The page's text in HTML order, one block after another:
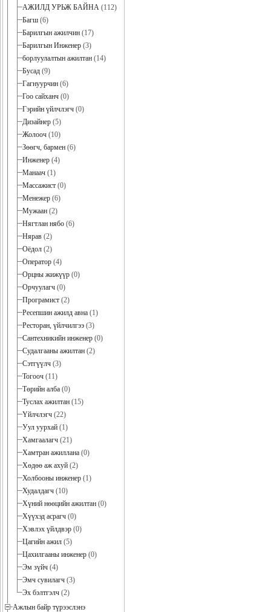
АЖИЛД УРЬЖ БАЙНА (112)
Багш (6)
Барилгын ажилчин (17)
Барилгын Инженер (3)
борлуулалтын ажилтан (14)
Бусад (9)
Гагнуурчин (6)
Гоо сайханч (0)
Гэрийн үйлчлэгч (0)
Дизайнер (5)
Жолооч (10)
Зөөгч, бармен (6)
Инженер (4)
Манаач (1)
Массажист (0)
Менежер (6)
Мужаан (2)
Нягтлан нябо (6)
Нярав (2)
Оёдол (2)
Оператор (4)
Орцны жижүүр (0)
Орчуулагч (0)
Програмист (2)
Ресепшин ажилд авна (1)
Ресторан, үйлчилгээ (3)
Сантехникийн инженер (0)
Судалгааны ажилтан (2)
Сэтгүүлч (3)
Тогооч (11)
Төрийн алба (0)
Туслах ажилтан (15)
Үйлчлэгч (22)
Уул уурхай (1)
Хамгаалагч (21)
Хамтран ажиллана (0)
Хөдөө аж ахуй (2)
Холбооны инженер (1)
Худалдагч (10)
Хүний нөөцийн ажилтан (0)
Хүүхэд асрагч (0)
Хэвлэх үйлдвэр (0)
Цагийн ажил (5)
Цахилгааны инженер (0)
Эм зүйч (4)
Эмч сувилагч (3)
Эх бэлтгэлч (2)
Ажлын байр түрээслэнэ